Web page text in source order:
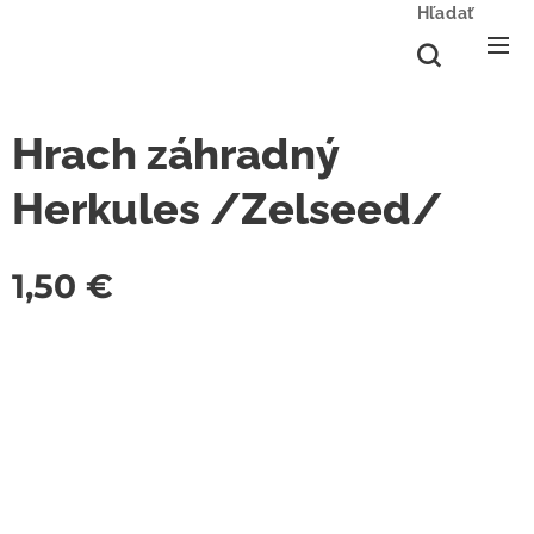
Hľadať
Hrach záhradný
Herkules /Zelseed/
1,50 €